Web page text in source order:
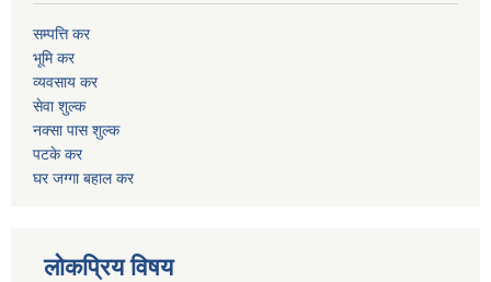
सम्पत्ति कर
भूमि कर
व्यवसाय कर
सेवा शुल्क
नक्सा पास शुल्क
पटके कर
घर जग्गा बहाल कर
लोकप्रिय विषय